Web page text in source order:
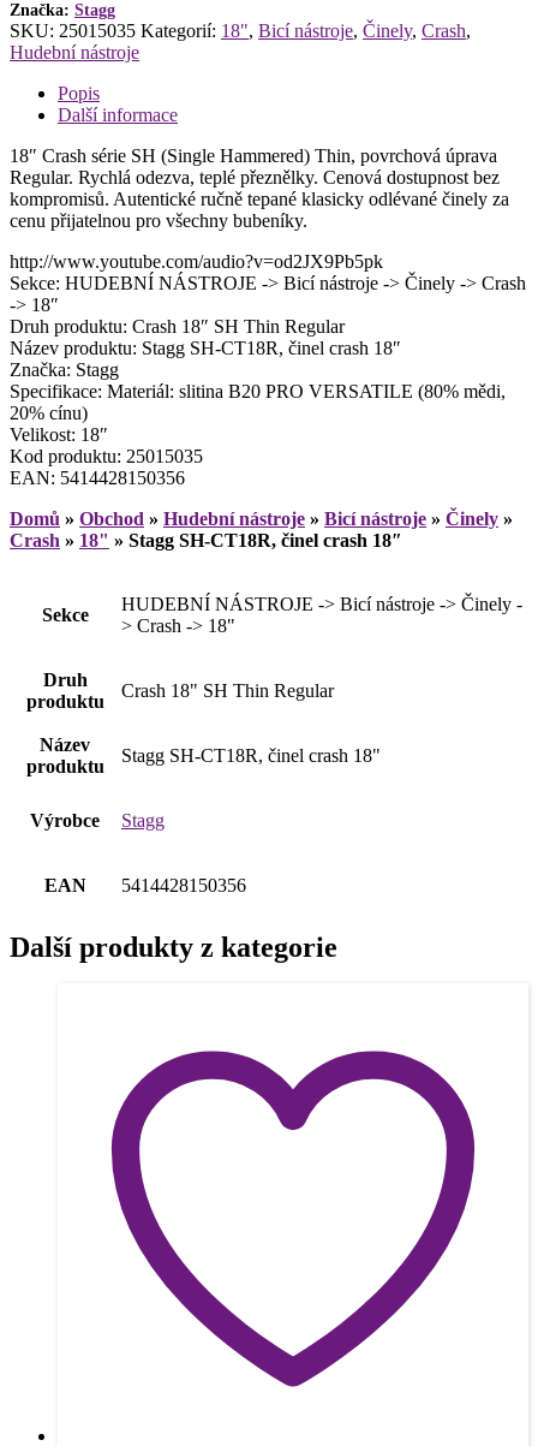
Značka: Stagg
SKU: 25015035 Kategorií: 18", Bicí nástroje, Činely, Crash,
Hudební nástroje
Popis
Další informace
18″ Crash série SH (Single Hammered) Thin, povrchová úprava
Regular. Rychlá odezva, teplé přeznělky. Cenová dostupnost bez
kompromisů. Autentické ručně tepané klasicky odlévané činely za
cenu přijatelnou pro všechny bubeníky.
http://www.youtube.com/audio?v=od2JX9Pb5pk
Sekce: HUDEBNÍ NÁSTROJE -> Bicí nástroje -> Činely -> Crash
-> 18″
Druh produktu: Crash 18″ SH Thin Regular
Název produktu: Stagg SH-CT18R, činel crash 18″
Značka: Stagg
Specifikace: Materiál: slitina B20 PRO VERSATILE (80% mědi,
20% cínu)
Velikost: 18″
Kod produktu: 25015035
EAN: 5414428150356
Domů » Obchod » Hudební nástroje » Bicí nástroje » Činely »
Crash » 18" » Stagg SH-CT18R, činel crash 18″
Sekce
HUDEBNÍ NÁSTROJE -> Bicí nástroje -> Činely -
> Crash -> 18"
Druh
produktu
Crash 18" SH Thin Regular
Název
produktu
Stagg SH-CT18R, činel crash 18"
Výrobce Stagg
EAN 5414428150356
Další produkty z kategorie